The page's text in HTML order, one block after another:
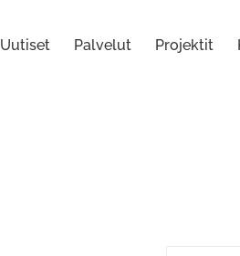
Uutiset Palvelut Projektit